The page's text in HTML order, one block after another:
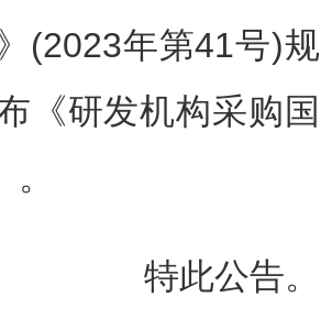
(2023年第41号)规
《研发机构采购国
特此公告。